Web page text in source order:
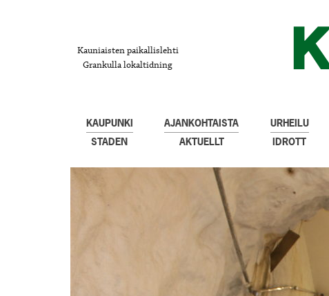
Kauniaisten paikallislehti
Grankulla lokaltidning
KAUPUNKI
STADEN
AJANKOHTAISTA
AKTUELLT
URHEILU
IDROTT